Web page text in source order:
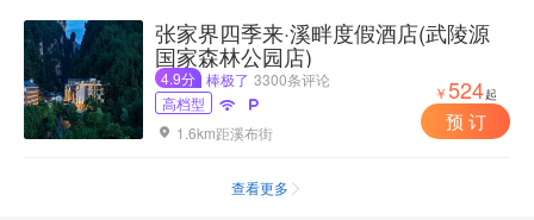
张家界四季来·溪畔度假酒店(武陵源
国家森林公园店)
4.9分 棒极了 3300条评论
高档型


 1.6km距溪布街
￥524起
预 订
查看更多 